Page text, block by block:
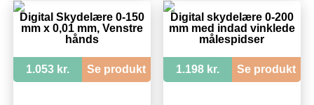
Digital Skydelære 0-150
mm x 0,01 mm, Venstre
hånds
1.053 kr. Se produkt
Digital skydelære 0-200
mm med indad vinklede
målespidser
1.198 kr. Se produkt